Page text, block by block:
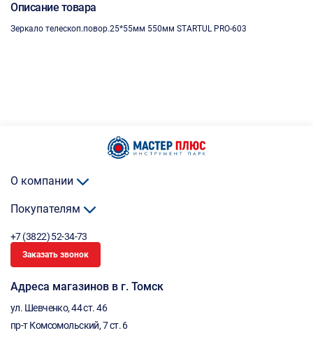
Описание товара
Зеркало телескоп.повор.25*55мм 550мм STARTUL PRO-603
О компании
Покупателям
+7 (3822) 52-34-73
Заказать звонок
Адреса магазинов в г. Томск
ул. Шевченко, 44 ст. 46
пр-т Комсомольский, 7 ст. 6